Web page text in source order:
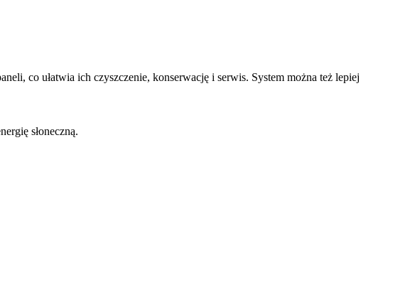
co ułatwia ich czyszczenie, konserwację i serwis. System można też lepiej
słoneczną.